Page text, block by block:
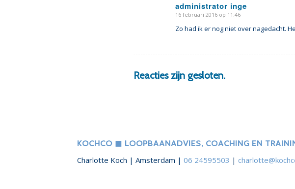
administrator inge
zegt:
16 februari 2016 op 11:46
Zo had ik er nog niet over nagedacht.
Reacties zijn gesloten.
KOCHCO ◼︎ LOOPBAANADVIES, COACHING EN
Charlotte Koch | Amsterdam | 06 24595503 |